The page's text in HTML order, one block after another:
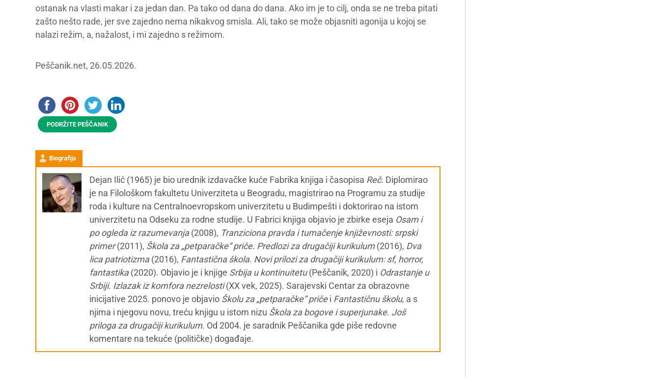
ostanak na vlasti makar i za jedan dan. Pa tako od dana do dana. Ako im je to cilj, onda se ne treba pitati
zašto nešto rade, jer sve zajedno nema nikakvog smisla. Ali, tako se može objasniti agonija u kojoj se
nalazi režim, a, nažalost, i mi zajedno s režimom.
Peščanik.net, 26.05.2026.
PODRŽITE PEŠČANIK
Biografija
Dejan Ilić (1965) je bio urednik izdavačke kuće Fabrika knjiga i časopisa Reč. Diplomirao
je na Filološkom fakultetu Univerziteta u Beogradu, magistrirao na Programu za studije
roda i kulture na Centralnoevropskom univerzitetu u Budimpešti i doktorirao na istom
univerzitetu na Odseku za rodne studije. U Fabrici knjiga objavio je zbirke eseja Osam i
po ogleda iz razumevanja(2008), Tranziciona pravda i tumačenje književnosti: srpski
primer(2011), Škola za „petparačke“ priče. Predlozi za drugačiji kurikulum(2016), Dva
lica patriotizma(2016), Fantastična škola. Novi prilozi za drugačiji kurikulum: sf, horror,
fantastika(2020). Objavio je i knjige Srbija u kontinuitetu(Peščanik, 2020) i Odrastanje u
Srbiji. Izlazak iz komfora nezrelosti(XX vek, 2025). Sarajevski Centar za obrazovne
inicijative 2025. ponovo je objavio Školu za „petparačke“ pričei Fantastičnu školu, a s
njima i njegovu novu, treću knjigu u istom nizu Škola za bogove i superjunake. Još
priloga za drugačiji kurikulum. Od 2004. je saradnik Peščanika gde piše redovne
komentare na tekuće (političke) događaje.